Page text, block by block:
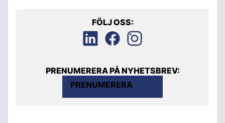
FÖLJ OSS:
PRENUMERERA PÅ NYHETSBREV:
PRENUMERERA